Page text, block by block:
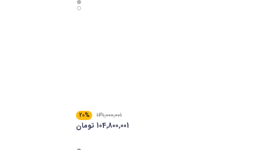
131٬000٬001
20%
104٬800٬001 تومان